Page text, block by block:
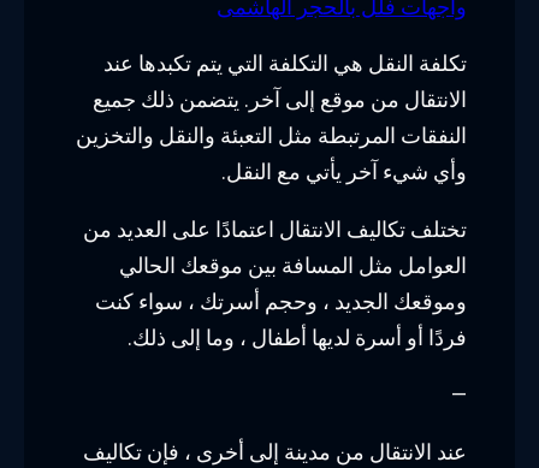
واجهات فلل بالحجر الهاشمى
تكلفة النقل هي التكلفة التي يتم تكبدها عند
الانتقال من موقع إلى آخر. يتضمن ذلك جميع
النفقات المرتبطة مثل التعبئة والنقل والتخزين
وأي شيء آخر يأتي مع النقل.
تختلف تكاليف الانتقال اعتمادًا على العديد من
العوامل مثل المسافة بين موقعك الحالي
وموقعك الجديد ، وحجم أسرتك ، سواء كنت
فردًا أو أسرة لديها أطفال ، وما إلى ذلك.
—
عند الانتقال من مدينة إلى أخرى ، فإن تكاليف